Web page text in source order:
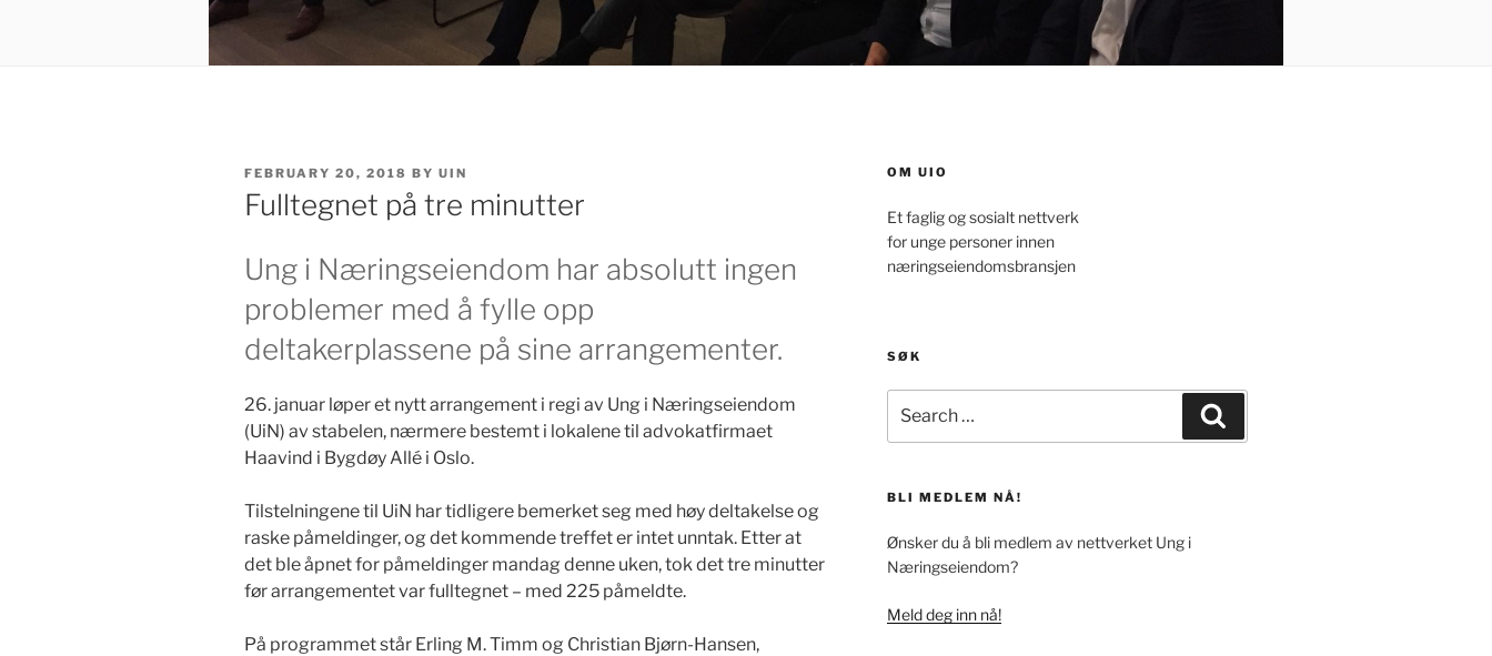
POSTED
ON
FEBRUARY 20, 2018 BY UIN
Fulltegnet på tre minutter
Ung i Næringseiendom har absolutt ingen
problemer med å fylle opp
deltakerplassene på sine arrangementer.
26. januar løper et nytt arrangement i regi av Ung i Næringseiendom
(UiN) av stabelen, nærmere bestemt i lokalene til advokatfirmaet
Haavind i Bygdøy Allé i Oslo.
Tilstelningene til UiN har tidligere bemerket seg med høy deltakelse og
raske påmeldinger, og det kommende treffet er intet unntak. Etter at
det ble åpnet for påmeldinger mandag denne uken, tok det tre minutter
før arrangementet var fulltegnet – med 225 påmeldte.
På programmet står Erling M. Timm og Christian Bjørn-Hansen,
OM UIO
Et faglig og sosialt nettverk
for unge personer innen
næringseiendomsbransjen
SØK
for:
BLI MEDLEM NÅ!
Ønsker du å bli medlem av nettverket Ung i
Næringseiendom?
Meld deg inn nå!